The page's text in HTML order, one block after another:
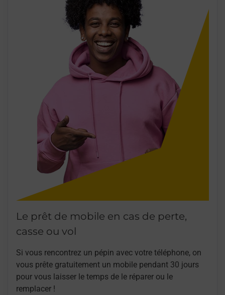
Le prêt de mobile en cas de perte,
casse ou vol
Si vous rencontrez un pépin avec votre téléphone, on
vous prête gratuitement un mobile pendant 30 jours
pour vous laisser le temps de le réparer ou le
remplacer !